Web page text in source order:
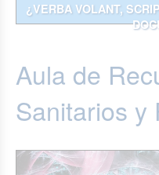
¿VERBA VOLANT,
Aula de
Sanitarios y